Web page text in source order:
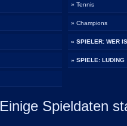
» Tennis
» Champions
» SPIELER: WER
» SPIELE: LUDING
Einige Spieldaten